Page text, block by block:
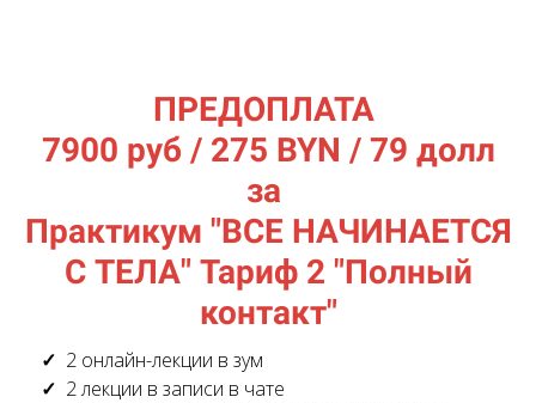
ПРЕДОПЛАТА
7900 руб / 275 BYN / 79 долл
за
Практикум "ВСЕ НАЧИНАЕТСЯ
С ТЕЛА" Тариф 2 "Полный
контакт"
2 онлайн-лекции в зум
2 лекции в записи в чате